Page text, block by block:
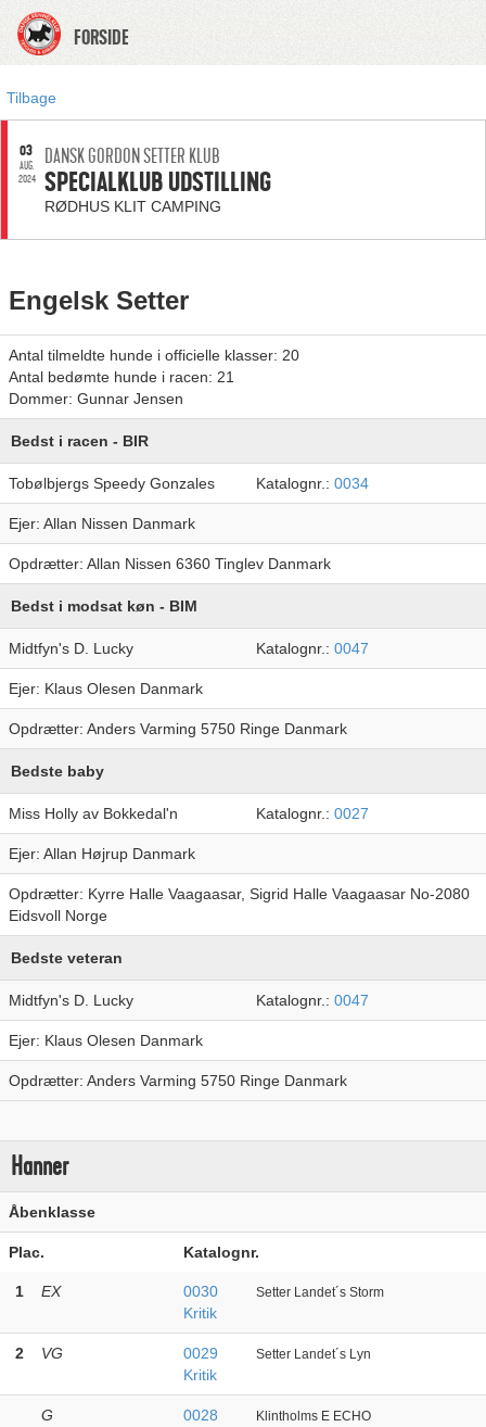
FORSIDE
Tilbage
03
AUG.
2024
DANSK GORDON SETTER KLUB
SPECIALKLUB UDSTILLING
RØDHUS KLIT CAMPING
Engelsk Setter
Antal tilmeldte hunde i officielle klasser: 20
Antal bedømte hunde i racen: 21
Dommer: Gunnar Jensen
Bedst i racen - BIR
Tobølbjergs Speedy Gonzales Katalognr.: 0034
Ejer: Allan Nissen Danmark
Opdrætter: Allan Nissen 6360 Tinglev Danmark
Bedst i modsat køn - BIM
Midtfyn's D. Lucky Katalognr.: 0047
Ejer: Klaus Olesen Danmark
Opdrætter: Anders Varming 5750 Ringe Danmark
Bedste baby
Miss Holly av Bokkedal'n Katalognr.: 0027
Ejer: Allan Højrup Danmark
Opdrætter: Kyrre Halle Vaagaasar, Sigrid Halle Vaagaasar No-2080
Eidsvoll Norge
Bedste veteran
Midtfyn's D. Lucky Katalognr.: 0047
Ejer: Klaus Olesen Danmark
Opdrætter: Anders Varming 5750 Ringe Danmark
Hanner
Åbenklasse
Plac. Katalognr.
1 EX
0030
Kritik
Setter Landet´s Storm
2 VG
0029
Kritik
Setter Landet´s Lyn
G
0028
Klintholms E ECHO